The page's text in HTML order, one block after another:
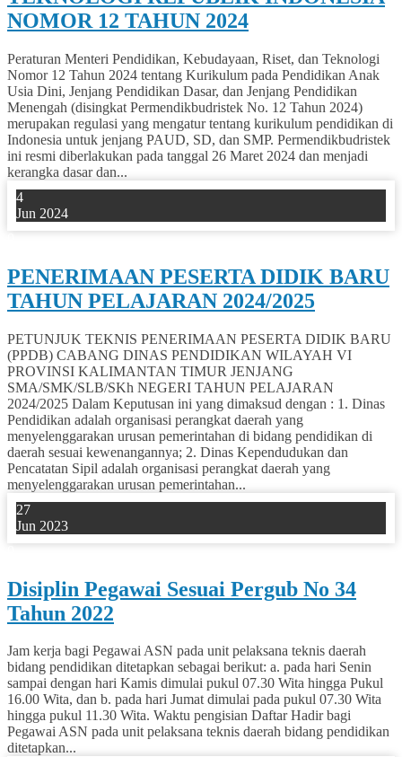
NOMOR 12 TAHUN 2024
Peraturan Menteri Pendidikan, Kebudayaan, Riset, dan Teknologi
Nomor 12 Tahun 2024 tentang Kurikulum pada Pendidikan Anak
Usia Dini, Jenjang Pendidikan Dasar, dan Jenjang Pendidikan
Menengah (disingkat Permendikbudristek No. 12 Tahun 2024)
merupakan regulasi yang mengatur tentang kurikulum pendidikan di
Indonesia untuk jenjang PAUD, SD, dan SMP. Permendikbudristek
ini resmi diberlakukan pada tanggal 26 Maret 2024 dan menjadi
kerangka dasar dan...
4
Jun 2024
PENERIMAAN PESERTA DIDIK BARU
TAHUN PELAJARAN 2024/2025
PETUNJUK TEKNIS PENERIMAAN PESERTA DIDIK BARU
(PPDB) CABANG DINAS PENDIDIKAN WILAYAH VI
PROVINSI KALIMANTAN TIMUR JENJANG
SMA/SMK/SLB/SKh NEGERI TAHUN PELAJARAN
2024/2025 Dalam Keputusan ini yang dimaksud dengan : 1. Dinas
Pendidikan adalah organisasi perangkat daerah yang
menyelenggarakan urusan pemerintahan di bidang pendidikan di
daerah sesuai kewenangannya; 2. Dinas Kependudukan dan
Pencatatan Sipil adalah organisasi perangkat daerah yang
menyelenggarakan urusan pemerintahan...
27
Jun 2023
Disiplin Pegawai Sesuai Pergub No 34
Tahun 2022
Jam kerja bagi Pegawai ASN pada unit pelaksana teknis daerah
bidang pendidikan ditetapkan sebagai berikut: a. pada hari Senin
sampai dengan hari Kamis dimulai pukul 07.30 Wita hingga Pukul
16.00 Wita, dan b. pada hari Jumat dimulai pada pukul 07.30 Wita
hingga pukul 11.30 Wita. Waktu pengisian Daftar Hadir bagi
Pegawai ASN pada unit pelaksana teknis daerah bidang pendidikan
ditetapkan...